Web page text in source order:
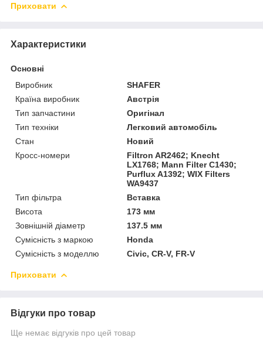
Приховати
Характеристики
Основні
Виробник
SHAFER
Країна виробник
Австрія
Тип запчастини
Оригінал
Тип техніки
Легковий автомобіль
Стан
Новий
Кросс-номери
Filtron AR2462; Knecht
LX1768; Mann Filter C1430;
Purflux A1392; WIX Filters
WA9437
Тип фільтра
Вставка
Висота
173 мм
Зовнішній діаметр
137.5 мм
Сумісність з маркою
Honda
Сумісність з моделлю
Civic, CR-V, FR-V
Приховати
Відгуки про товар
Ще немає відгуків про цей товар